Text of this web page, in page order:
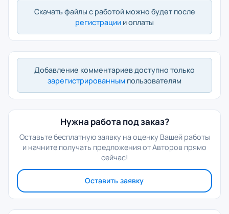
Скачать файлы с работой можно будет после
регистрации и оплаты
Добавление комментариев доступно только
зарегистрированным пользователям
Нужна работа под заказ?
Оставьте бесплатную заявку на оценку Вашей работы
и начните получать предложения от Авторов прямо
сейчас!
Оставить заявку